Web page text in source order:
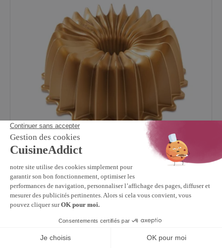
NORDIC WARE
Moule à Gâteau Bundt Brilliance 2,5 L Gold Nordic
Ware
En stock